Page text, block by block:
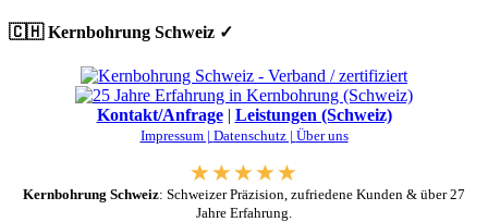
🇨🇭 Kernbohrung Schweiz ✓
Kontakt/Anfrage| Leistungen (Schweiz)
Impressum | Datenschutz | Über uns
Kernbohrung Schweiz: Schweizer Präzision, zufriedene Kunden & über 27
Jahre Erfahrung.